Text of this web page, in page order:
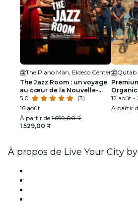
The Piano Man, Eldeco Center
The Jazz Room : un voyage
au cœur de la Nouvelle-
Orléans
5.0
(3)
16 août
À partir de 1 699,00 ₹
1 529,00 ₹
Qutab
aperçu
rurale
12 août -
À partir
À propos de Live Your City